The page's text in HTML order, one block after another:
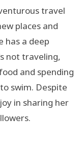
travel
places and
has a deep
not traveling,
and spending
swim. Despite
in sharing her